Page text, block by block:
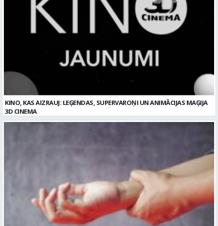
Reklāmraksti Skatīt visu
KINO, KAS AIZRAUJ: LEĢENDAS, SUPERVAROŅI UN ANIMĀCIJAS MAĢIJA